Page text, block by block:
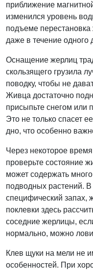
приближение
изменился уровень
подъеме
даже в течение одного
Оснащение жерлиц
скользящего грузила
поводку, чтобы не
Живца достаточно
присыпьте снегом или
Это не только спасет
дно, что особенно
Через некоторое
проверьте состояние
может содержать
подводных растений. В
специфический запах,
поклевки здесь
соседние жерлицы,
нормально, можно
Клев щуки на мели не
особенностей. При